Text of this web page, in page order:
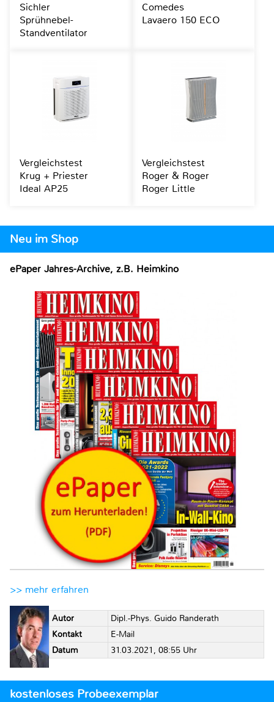
Neu im Shop
ePaper Jahres-Archive, z.B. Heimkino
>> mehr erfahren
Autor
Dipl.-Phys. Guido Randerath
Kontakt
E-Mail
Datum
31.03.2021, 08:55 Uhr
kostenloses Probeexemplar
Sichler
Sprühnebel-
Standventilator
Comedes
Lavaero 150 ECO
Vergleichstest
Krug + Priester
Ideal AP25
Vergleichstest
Roger & Roger
Roger Little